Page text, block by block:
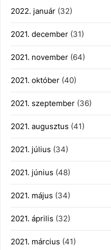
2022. január (32)
2021. december (31)
2021. november (64)
2021. október (40)
2021. szeptember (36)
2021. augusztus (41)
2021. július (34)
2021. június (48)
2021. május (34)
2021. április (32)
2021. március (41)